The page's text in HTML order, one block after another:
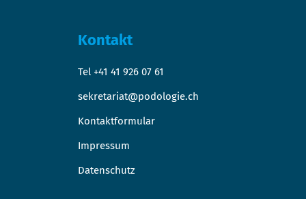
Kontakt
Tel +41 41 926 07 61
sekretariat@podologie.ch
Kontaktformular
Impressum
Datenschutz